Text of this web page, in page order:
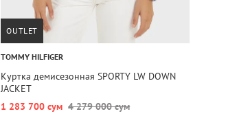
OUTLET
TOMMY HILFIGER
Куртка демисезонная SPORTY LW DOWN
JACKET
1 283 700 сум 4 279 000 сум